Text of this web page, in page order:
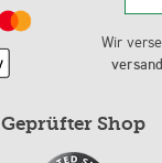
Wir
Geprüfter Shop